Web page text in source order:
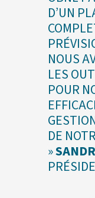
D’UN
NOUS
LES
POUR
DE
»